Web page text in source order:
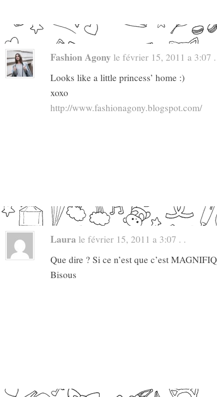
Fashion Agony le février 15, 2011 a 3:07
Looks like a little princess’ home :)
xoxo
http://www.fashionagony.blogspot.com/
Laura le février 15, 2011 a 3:07 . .
Que dire ? Si ce n’est que c’est
Bisous